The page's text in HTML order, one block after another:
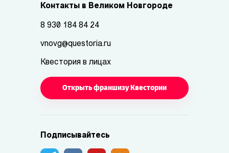
Контакты в Великом Новгороде
8 930 184 84 24
vnovg@questoria.ru
Квестория в лицах
Открыть франшизу Квестории
Подписывайтесь